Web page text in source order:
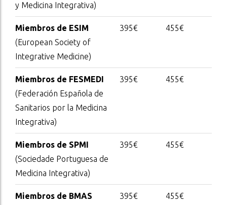
y Medicina Integrativa)
Miembros de ESIM
(European Society of
Integrative Medicine)
395€ 455€
Miembros de FESMEDI
(Federación Española de
Sanitarios por la Medicina
Integrativa)
395€ 455€
Miembros de SPMI
(Sociedade Portuguesa de
Medicina Integrativa)
395€ 455€
Miembros de BMAS
395€ 455€